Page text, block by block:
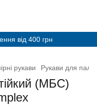
від 400 грн
рукави Рукави для
(МБС)